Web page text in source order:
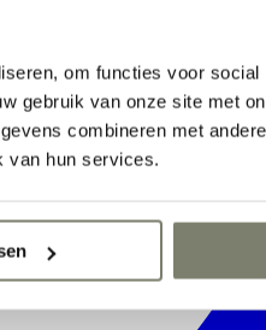
om functies voor
gebruik van onze site met
combineren met
van hun services.